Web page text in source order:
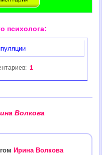
психолога:
1
Волкова
Ирина Волкова